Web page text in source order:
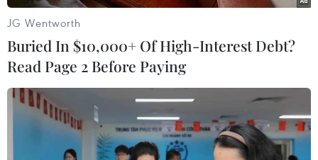
phải đóng cửa
07/08/2026 09:10
Từ ngày 9/8, cảnh báo nắng nóng
diện rộng ở khu vực Bắc Bộ và Trung
Bộ
07/08/2026 08:58
JG Wentworth
Buried In $10,000+ Of High-Interest Debt?
Read Page 2 Before Paying